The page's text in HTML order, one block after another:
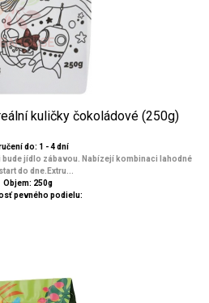
kuličky čokoládové (250g)
do: 1 - 4 dní
jídlo zábavou. Nabízejí kombinaci lahodné
do dne.Extru...
Objem: 250g
pevného podielu: